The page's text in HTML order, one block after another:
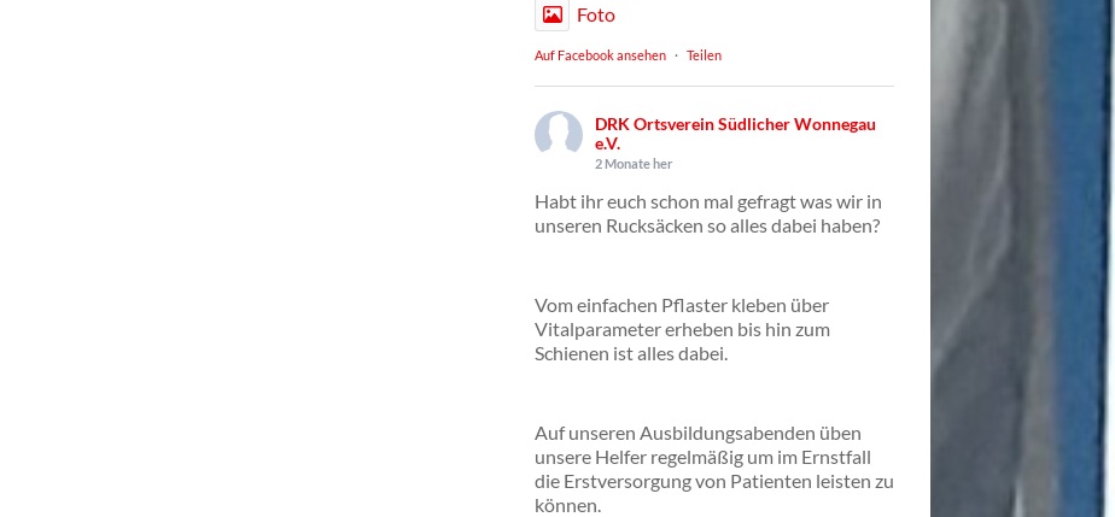
Foto
Auf Facebook ansehen · Teilen
DRK Ortsverein Südlicher Wonnegau
e.V.
2 Monate her
Habt ihr euch schon mal gefragt was wir in
unseren Rucksäcken so alles dabei haben?
Vom einfachen Pflaster kleben über
Vitalparameter erheben bis hin zum
Schienen ist alles dabei.
Auf unseren Ausbildungsabenden üben
unsere Helfer regelmäßig um im Ernstfall
die Erstversorgung von Patienten leisten zu
können.